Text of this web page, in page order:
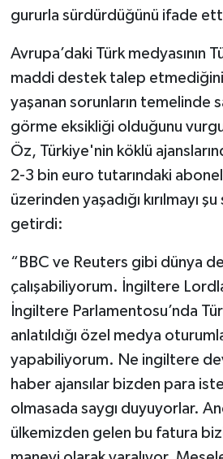
gururla sürdürdüğünü ifade
Avrupa’daki Türk medyasının
maddi destek talep
yaşanan sorunların temelinde
görme eksikliği olduğunu
Öz, Türkiye'nin köklü
2-3 bin euro tutarındaki
üzerinden yaşadığı kırılmayı
getirdi:
“BBC ve Reuters gibi dünya
çalışabiliyorum. İngiltere
İngiltere Parlamentosu’nda
anlatıldığı özel medya
yapabiliyorum. Ne ingiltere
haber ajansılar bizden para
olmasada saygı duyuyorlar.
ülkemizden gelen bu fatura